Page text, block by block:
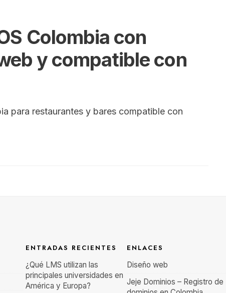
Colombia con
y compatible con
para restaurantes y bares compatible con
ENTRADAS RECIENTES
¿Qué LMS utilizan las
principales universidades en
América y Europa?
ENLACES
Diseño web
Jeje Dominios – Registro de